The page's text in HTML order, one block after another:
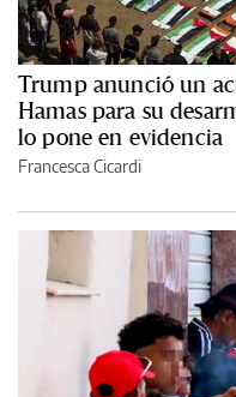
Trump anunció un
Hamas para su
lo pone en evidencia
Francesca Cicardi